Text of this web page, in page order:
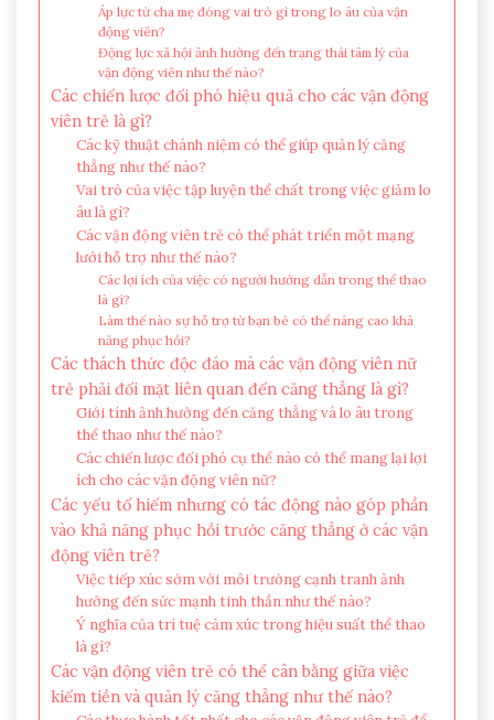
Áp lực từ cha mẹ đóng vai trò gì trong lo âu của vận
động viên?
Động lực xã hội ảnh hưởng đến trạng thái tâm lý của
vận động viên như thế nào?
Các chiến lược đối phó hiệu quả cho các vận động
viên trẻ là gì?
Các kỹ thuật chánh niệm có thể giúp quản lý căng
thẳng như thế nào?
Vai trò của việc tập luyện thể chất trong việc giảm lo
âu là gì?
Các vận động viên trẻ có thể phát triển một mạng
lưới hỗ trợ như thế nào?
Các lợi ích của việc có người hướng dẫn trong thể thao
là gì?
Làm thế nào sự hỗ trợ từ bạn bè có thể nâng cao khả
năng phục hồi?
Các thách thức độc đáo mà các vận động viên nữ
trẻ phải đối mặt liên quan đến căng thẳng là gì?
Giới tính ảnh hưởng đến căng thẳng và lo âu trong
thể thao như thế nào?
Các chiến lược đối phó cụ thể nào có thể mang lại lợi
ích cho các vận động viên nữ?
Các yếu tố hiếm nhưng có tác động nào góp phần
vào khả năng phục hồi trước căng thẳng ở các vận
động viên trẻ?
Việc tiếp xúc sớm với môi trường cạnh tranh ảnh
hưởng đến sức mạnh tinh thần như thế nào?
Ý nghĩa của trí tuệ cảm xúc trong hiệu suất thể thao
là gì?
Các vận động viên trẻ có thể cân bằng giữa việc
kiếm tiền và quản lý căng thẳng như thế nào?